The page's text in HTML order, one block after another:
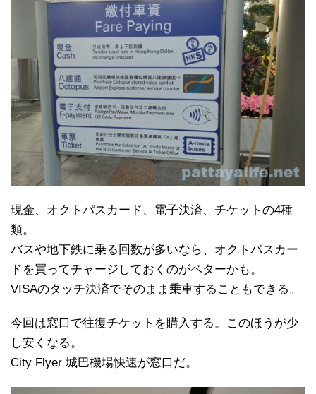
現金、オクトパスカード、電子決済、チケットの4種
類。
バスや地下鉄に乗る回数が多いなら、オクトパスカー
ドを買ってチャージしておくのがベターかも。
VISAのタッチ決済でそのまま乗車することもできる。
今回は窓口で往復チケットを購入する。このほうが少
し安くなる。
City Flyer 城巴機場快速が窓口だ。